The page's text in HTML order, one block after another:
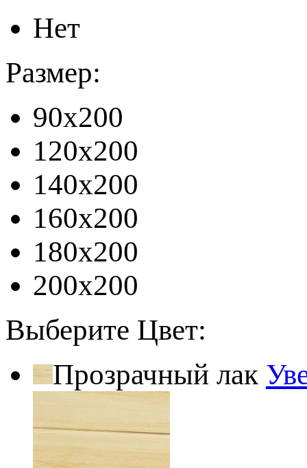
Нет
Размер:
90x200
120x200
140x200
160x200
180x200
200x200
Выберите Цвет:
Прозрачный лак